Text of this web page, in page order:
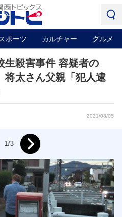
ポーツ カルチャー グルメ
殺害事件 容疑者の
太さん父親「犯人逮
2021/08/05
1/3 Next